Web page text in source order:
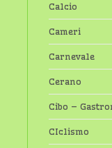
Calcio
Cameri
Carnevale
Cerano
Cibo –
CIclismo